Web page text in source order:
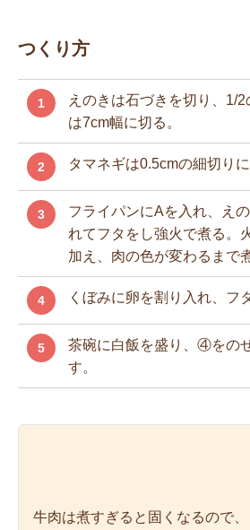
つくり方
1
えのきは石づきを切り、1/
は7cm幅に切る。
2 タマネギは0.5cmの細切りに
3
フライパンにAを入れ、え
れてフタをし強火で煮る。
加え、肉の色が変わるまで
4 くぼみに卵を割り入れ、フ
5
茶碗に白飯を盛り、④をの
す。
牛肉は煮すぎると固くなるので